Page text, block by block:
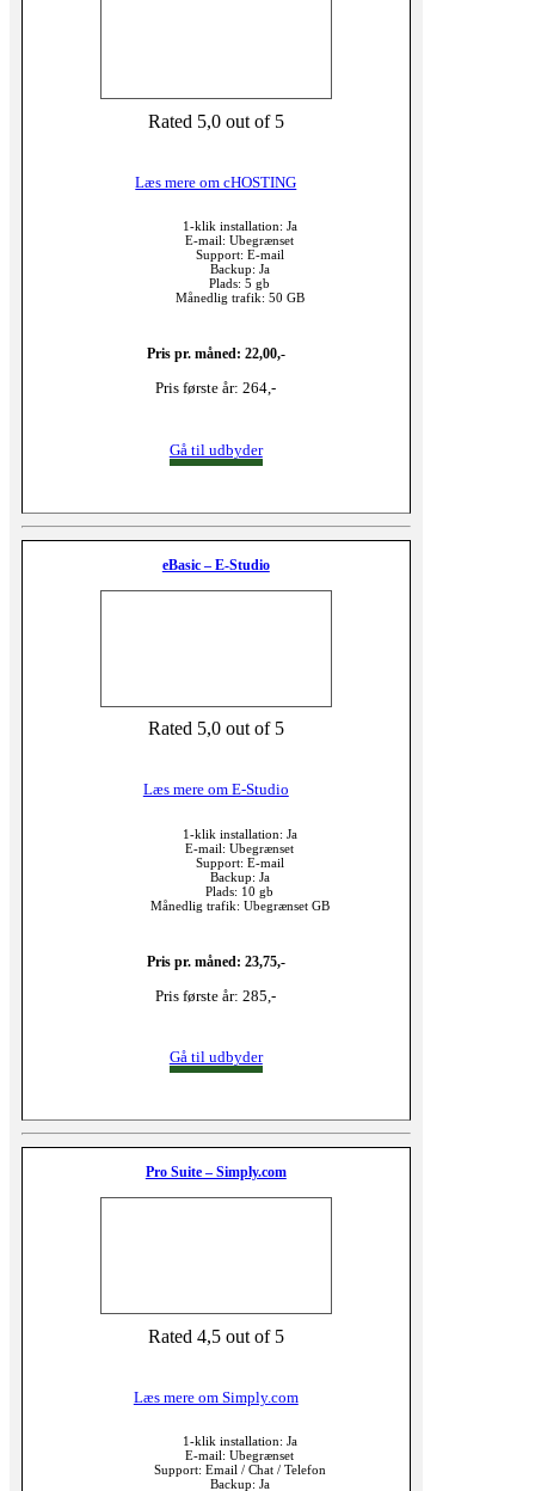
Rated 5,0 out of 5
Læs mere om cHOSTING
1-klik installation: Ja
E-mail: Ubegrænset
Support: E-mail
Backup: Ja
Plads: 5 gb
Månedlig trafik: 50 GB
Pris pr. måned: 22,00,-
Pris første år: 264,-
Gå til udbyder
eBasic – E-Studio
Rated 5,0 out of 5
Læs mere om E-Studio
1-klik installation: Ja
E-mail: Ubegrænset
Support: E-mail
Backup: Ja
Plads: 10 gb
Månedlig trafik: Ubegrænset GB
Pris pr. måned: 23,75,-
Pris første år: 285,-
Gå til udbyder
Pro Suite – Simply.com
Rated 4,5 out of 5
Læs mere om Simply.com
1-klik installation: Ja
E-mail: Ubegrænset
Support: Email / Chat / Telefon
Backup: Ja